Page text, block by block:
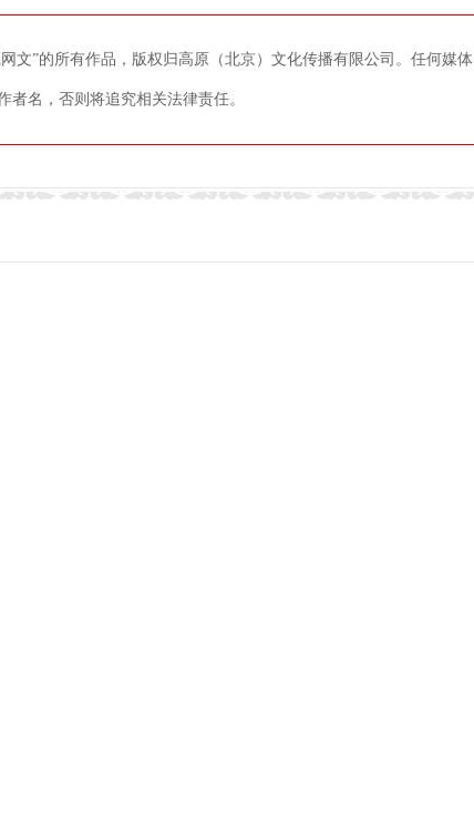
文”的所有作品，版权归高原（北京）文化传播有限公司。任何媒体
名，否则将追究相关法律责任。